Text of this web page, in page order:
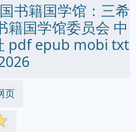
书籍国学馆：三希
籍国学馆委员会 中
pdf epub mobi txt
页